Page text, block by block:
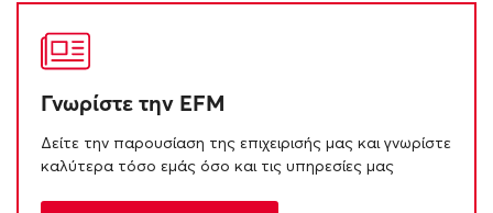
Γνωρίστε την EFM
Δείτε την παρουσίαση της επιχειρισής μας και γνωρίστε
Η ΠΑΡΟΥΣΙΑΣΗ ΜΑΣ